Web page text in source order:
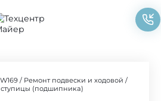
W169 / Ремонт подвески и ходовой /
(подшипника)